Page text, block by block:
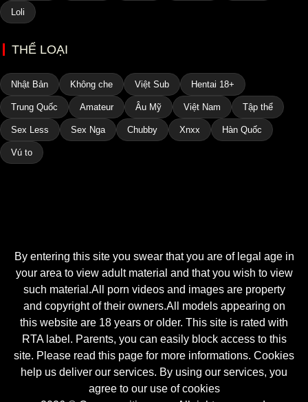
Loli
THỂ LOẠI
Nhật Bản Không che Việt Sub Hentai 18+
Trung Quốc Amateur Âu Mỹ Việt Nam Tập thể
Sex Less Sex Nga Chubby Xnxx Hàn Quốc
Vú to
By entering this site you swear that you are of legal age in
your area to view adult material and that you wish to view
such material.All porn videos and images are property
and copyright of their owners.All models appearing on
this website are 18 years or older. This site is rated with
RTA label. Parents, you can easily block access to this
site. Please read this page for more informations. Cookies
help us deliver our services. By using our services, you
agree to our use of cookies